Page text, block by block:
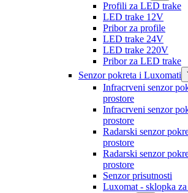
Profili za LED trake
LED trake 12V
Pribor za profile
LED trake 24V
LED trake 220V
Pribor za LED trake
Senzor pokreta i Luxomati
Infracrveni senzor
prostore
Infracrveni senzor
prostore
Radarski senzor
prostore
Radarski senzor
prostore
Senzor prisutnosti
Luxomat - sklopka